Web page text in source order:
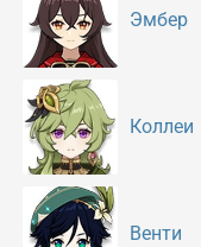
Эмбер
Коллеи
Венти